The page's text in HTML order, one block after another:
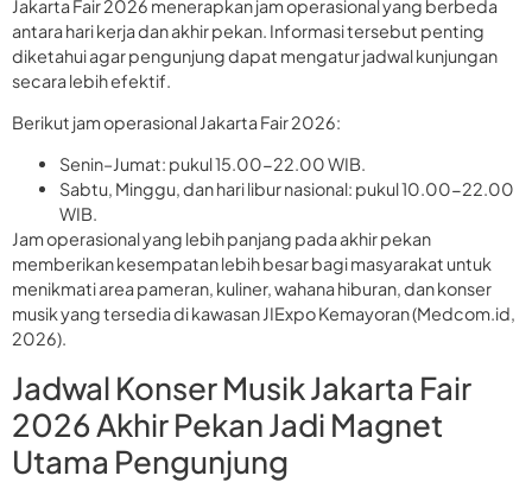
Jakarta Fair 2026 menerapkan jam operasional yang berbeda
antara hari kerja dan akhir pekan. Informasi tersebut penting
diketahui agar pengunjung dapat mengatur jadwal kunjungan
secara lebih efektif.
Berikut jam operasional Jakarta Fair 2026:
Senin–Jumat: pukul 15.00-22.00 WIB.
Sabtu, Minggu, dan hari libur nasional: pukul 10.00-22.00
WIB.
Jam operasional yang lebih panjang pada akhir pekan
memberikan kesempatan lebih besar bagi masyarakat untuk
menikmati area pameran, kuliner, wahana hiburan, dan konser
musik yang tersedia di kawasan JIExpo Kemayoran (Medcom.id,
2026).
Jadwal Konser Musik Jakarta Fair
2026 Akhir Pekan Jadi Magnet
Utama Pengunjung